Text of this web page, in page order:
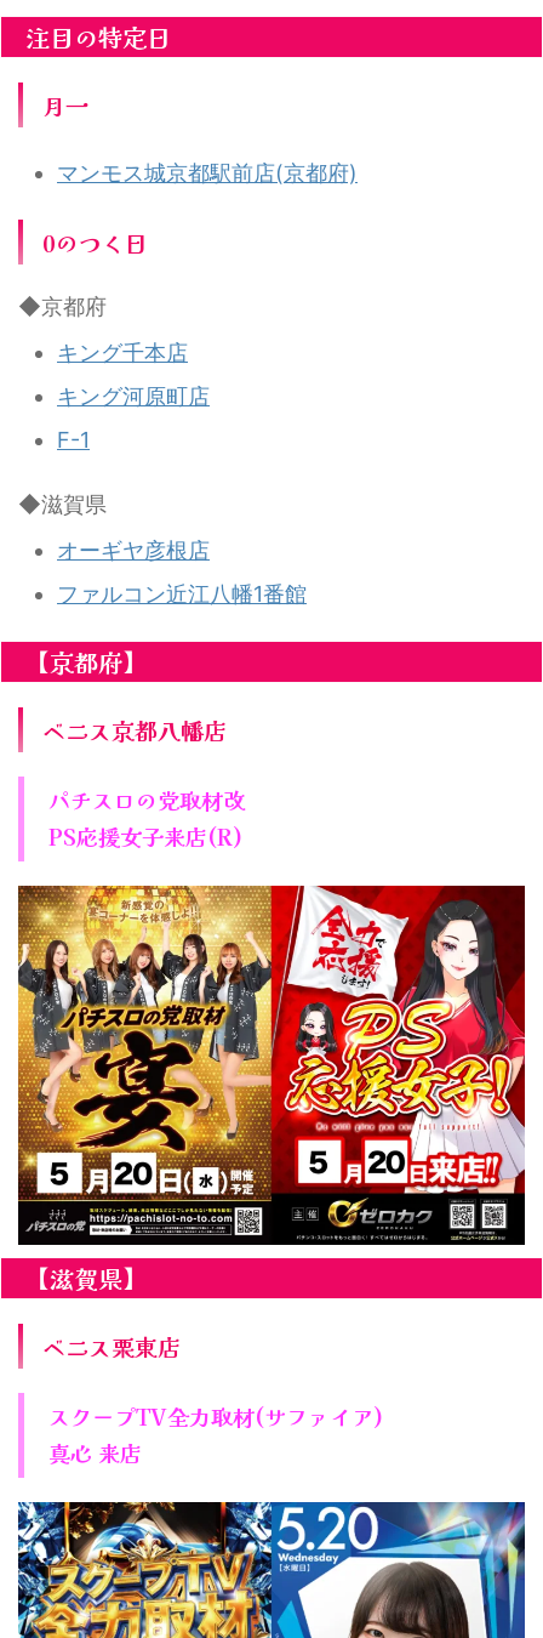
注目の特定日
月一
マンモス城京都駅前店(京都府)
0のつく日
◆京都府
キング千本店
キング河原町店
F-1
◆滋賀県
オーギヤ彦根店
ファルコン近江八幡1番館
【京都府】
ベニス京都八幡店
パチスロの党取材改
PS応援女子来店(R)
【滋賀県】
ベニス栗東店
スクープTV全力取材(サファイア)
真心 来店